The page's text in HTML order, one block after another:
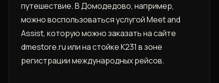
путешествие. В Домодедово, например,
можно воспользоваться услугой Meet and
Assist, которую можно заказать на сайте
dmestore.ru или на стойке К231 в зоне
регистрации международных рейсов.